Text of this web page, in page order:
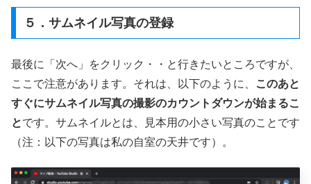
５．サムネイル写真の登録
最後に「次へ」をクリック・・と行きたいところですが、
ここで注意があります。それは、以下のように、
このあと
すぐにサムネイル写真の撮影のカウントダウンが始まるこ
とです。サムネイルとは、見本用の小さい写真のことです
（注：以下の写真は私の自室の天井です）。